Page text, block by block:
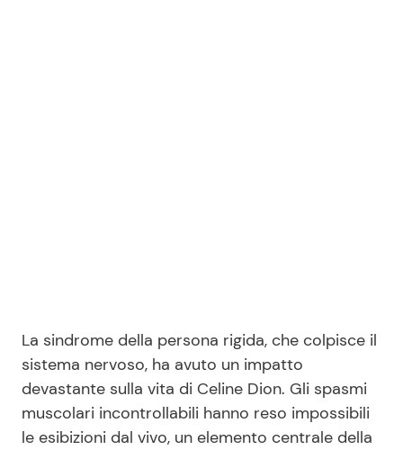
La sindrome della persona rigida, che colpisce il
sistema nervoso, ha avuto un impatto
devastante sulla vita di Celine Dion. Gli spasmi
muscolari incontrollabili hanno reso impossibili
le esibizioni dal vivo, un elemento centrale della